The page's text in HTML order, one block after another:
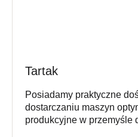
Tartak
Posiadamy praktyczne
dostarczaniu maszyn
produkcyjne w przemyśle